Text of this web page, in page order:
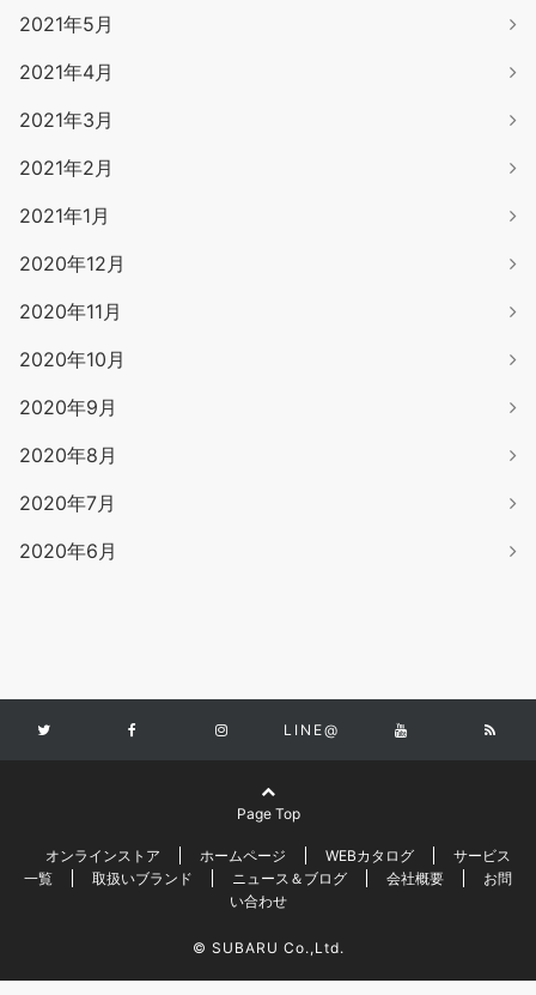
2021年5月
2021年4月
2021年3月
2021年2月
2021年1月
2020年12月
2020年11月
2020年10月
2020年9月
2020年8月
2020年7月
2020年6月
LINE@
Page Top
オンラインストア ホームページ WEBカタログ
サービス
一覧
取扱いブランド ニュース＆ブログ 会社概要
お問
い合わせ
© SUBARU Co.,Ltd.